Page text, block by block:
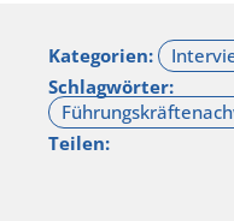
Kategorien:
Schlagwörter:
Teilen: